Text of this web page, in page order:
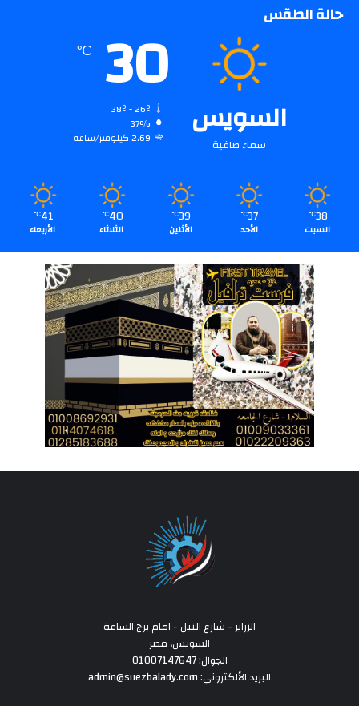
حالة الطقس
السويس
سماء صافية
30
℃
37%
2.69 كيلومتر/ساعة
38
℃
السبت
37
℃
الأحد
39
℃
الأثنين
40
℃
الثلاثاء
41
℃
الأربعاء
الزراير - شارع النيل - امام برج الساعة
السويس، مصر
الجوال: 01007147647
البريد الألكتروني: admin@suezbalady.com